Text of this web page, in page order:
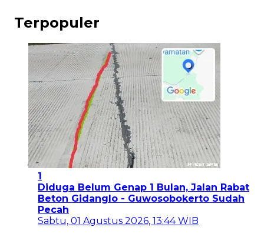
Terpopuler
1
Diduga Belum Genap 1 Bulan, Jalan Rabat
Beton Gidanglo - Guwosobokerto Sudah
Pecah
Sabtu, 01 Agustus 2026, 13:44 WIB